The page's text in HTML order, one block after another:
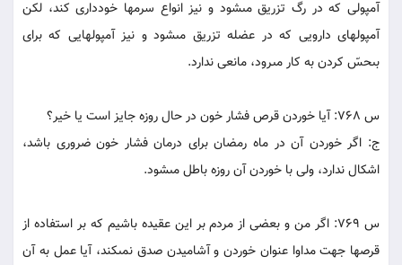
آمپولى که در رگ تزريق مى‏شود و نيز انواع سرم‏ها خوددارى کند، لکن
آمپول‏هاى دارويى که در عضله تزريق مى‏شود و نيز آمپول‏هايى که براى
بى‏حسّ کردن به کار مى‏رود، مانعى ندارد.
س 768: آيا خوردن قرص فشار خون در حال روزه جايز است يا خير؟
ج: اگر خوردن آن در ماه رمضان براى درمان فشار خون ضرورى باشد،
اشکال ندارد، ولى با خوردن آن روزه باطل مى‏شود.
س 769: اگر من و بعضى از مردم بر اين عقيده باشيم که بر استفاده از
قرصها جهت مداوا عنوان خوردن و آشاميدن صدق نمى‏کند، آيا عمل به آن